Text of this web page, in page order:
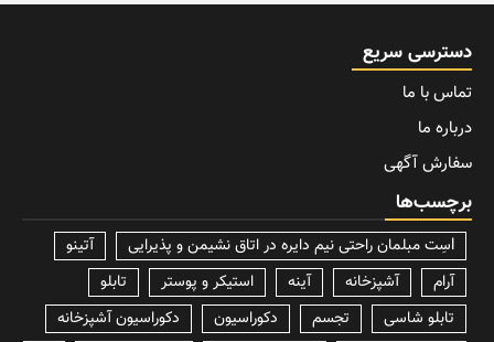
دسترسی سریع
تماس با ما
درباره ما
سفارش آگهی
برچسب‌ها
lسِت مبلمان راحتی نیم دایره در اتاق نشیمن و پذیرایی
آتینو
آرام
آشپزخانه آینه استیکر و پوستر
تابلو
تابلو شاسی
تجسم دکوراسیون
دکوراسیون آشپزخانه